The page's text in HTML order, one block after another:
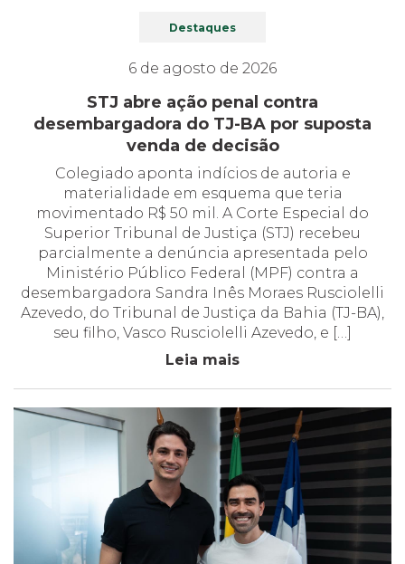
Destaques
6 de agosto de 2026
STJ abre ação penal contra
desembargadora do TJ-BA por suposta
venda de decisão
Colegiado aponta indícios de autoria e
materialidade em esquema que teria
movimentado R$ 50 mil. A Corte Especial do
Superior Tribunal de Justiça (STJ) recebeu
parcialmente a denúncia apresentada pelo
Ministério Público Federal (MPF) contra a
desembargadora Sandra Inês Moraes Rusciolelli
Azevedo, do Tribunal de Justiça da Bahia (TJ-BA),
seu filho, Vasco Rusciolelli Azevedo, e […]
Leia mais